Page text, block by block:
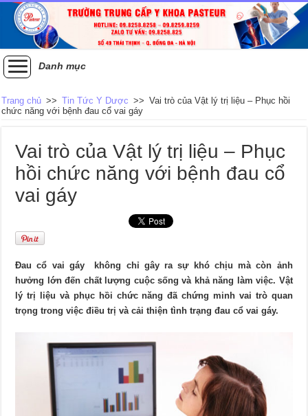
Danh mục
Trang chủ >> Tin Tức Y Dược >> Vai trò của Vật lý trị liệu – Phục hồi
chức năng với bệnh đau cổ vai gáy
Vai trò của Vật lý trị liệu – Phục
hồi chức năng với bệnh đau cổ
vai gáy
Đau cổ vai gáy không chỉ gây ra sự khó chịu mà còn ảnh
hưởng lớn đến chất lượng cuộc sống và khả năng làm việc. Vật
lý trị liệu và phục hồi chức năng đã chứng minh vai trò quan
trọng trong việc điều trị và cải thiện tình trạng đau cổ vai gáy.